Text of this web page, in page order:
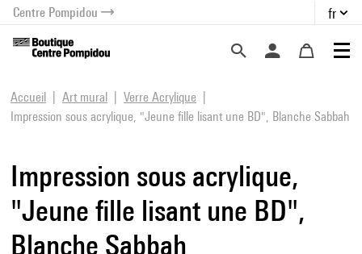
menu
contenu
Centre Pompidou fr
Accueil Art mural
Verre Acrylique
Impression sous acrylique, "Jeune fille lisant une BD", Blanche Sabbah
Impression sous acrylique,
"Jeune fille lisant une BD",
Blanche Sabbah